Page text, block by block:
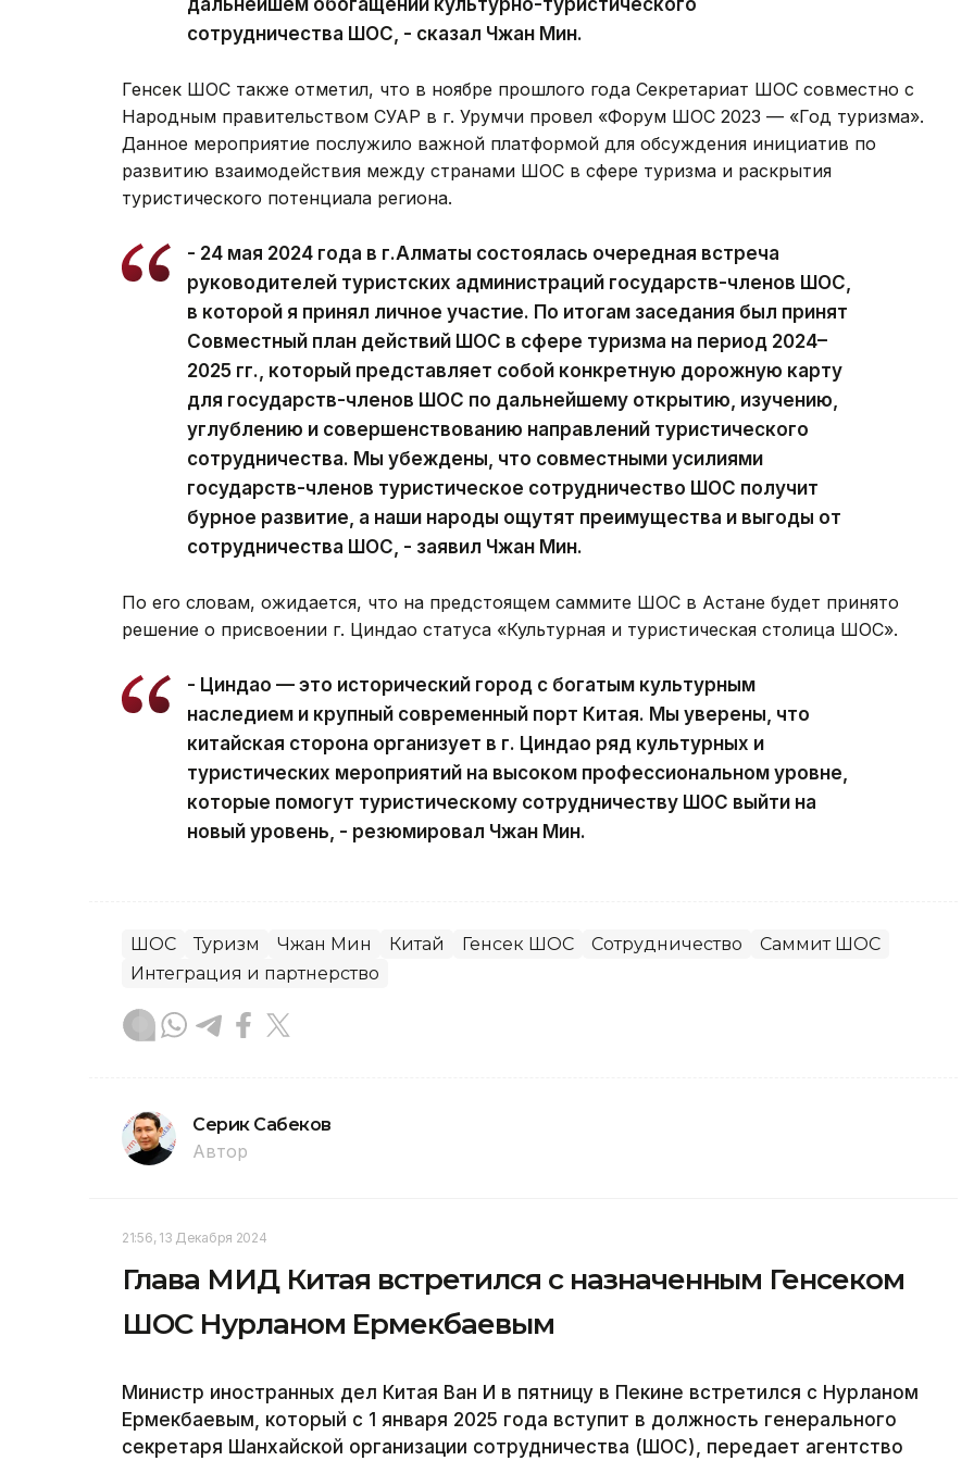
дальнейшем обогащении культурно-туристического
сотрудничества ШОС, - сказал Чжан Мин.
Генсек ШОС также отметил, что в ноябре прошлого года Секретариат ШОС совместно с
Народным правительством СУАР в г. Урумчи провел «Форум ШОС 2023 — «Год туризма».
Данное мероприятие послужило важной платформой для обсуждения инициатив по
развитию взаимодействия между странами ШОС в сфере туризма и раскрытия
туристического потенциала региона.
- 24 мая 2024 года в г.Алматы состоялась очередная встреча
руководителей туристских администраций государств-членов ШОС,
в которой я принял личное участие. По итогам заседания был принят
Совместный план действий ШОС в сфере туризма на период 2024–
2025 гг., который представляет собой конкретную дорожную карту
для государств-членов ШОС по дальнейшему открытию, изучению,
углублению и совершенствованию направлений туристического
сотрудничества. Мы убеждены, что совместными усилиями
государств-членов туристическое сотрудничество ШОС получит
бурное развитие, а наши народы ощутят преимущества и выгоды от
сотрудничества ШОС, - заявил Чжан Мин.
По его словам, ожидается, что на предстоящем саммите ШОС в Астане будет принято
решение о присвоении г. Циндао статуса «Культурная и туристическая столица ШОС».
- Циндао — это исторический город с богатым культурным
наследием и крупный современный порт Китая. Мы уверены, что
китайская сторона организует в г. Циндао ряд культурных и
туристических мероприятий на высоком профессиональном уровне,
которые помогут туристическому сотрудничеству ШОС выйти на
новый уровень, - резюмировал Чжан Мин.
ШОС Туризм Чжан Мин Китай Генсек ШОС Сотрудничество
Саммит ШОС
Интеграция и партнерство
Серик Сабеков
Автор
21:56, 13 Декабря 2024
Глава МИД Китая встретился с назначенным Генсеком
ШОС Нурланом Ермекбаевым
Министр иностранных дел Китая Ван И в пятницу в Пекине встретился с Нурланом
Ермекбаевым, который с 1 января 2025 года вступит в должность генерального
секретаря Шанхайской организации сотрудничества (ШОС), передает агентство